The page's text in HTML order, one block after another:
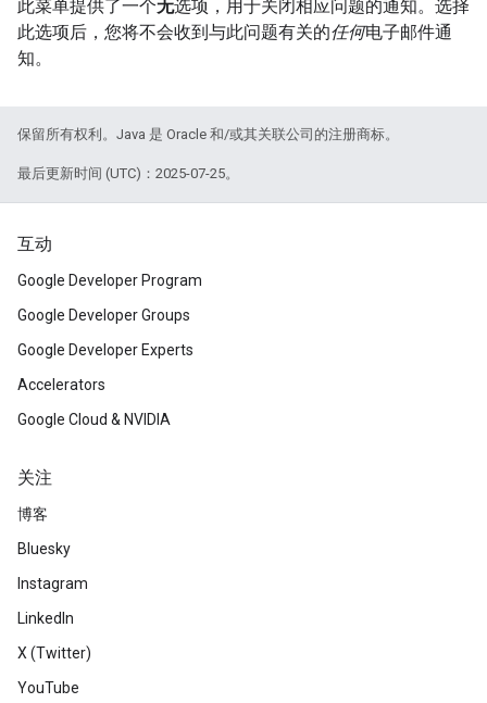
此菜单提供了一个无选项，用于关闭相应问题的通知。选择
此选项后，您将不会收到与此问题有关的任何电子邮件通
知。
保留所有权利。Java 是 Oracle 和/或其关联公司的注册商标。
最后更新时间 (UTC)：2025-07-25。
互动
Google Developer Program
Google Developer Groups
Google Developer Experts
Accelerators
Google Cloud & NVIDIA
关注
博客
Bluesky
Instagram
LinkedIn
X (Twitter)
YouTube